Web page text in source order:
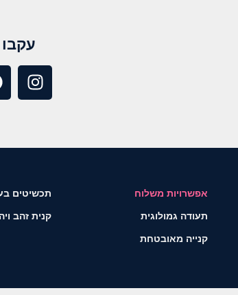
עקבו
אפשרויות משלוח
תעודה גמולוגית
קנייה מאובטחת
תכשיטים
קנית זהב